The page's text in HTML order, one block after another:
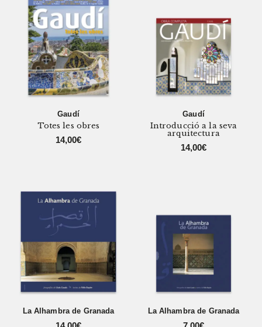
Gaudí
Totes les obres
14,00€
Gaudí
Introducció a la seva
arquitectura
14,00€
La Alhambra de Granada La Alhambra de Granada